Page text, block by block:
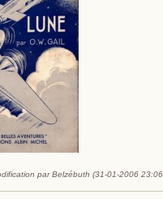
par Belzébuth (31-01-2006